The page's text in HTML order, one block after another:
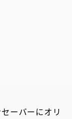
ーバーにオリ